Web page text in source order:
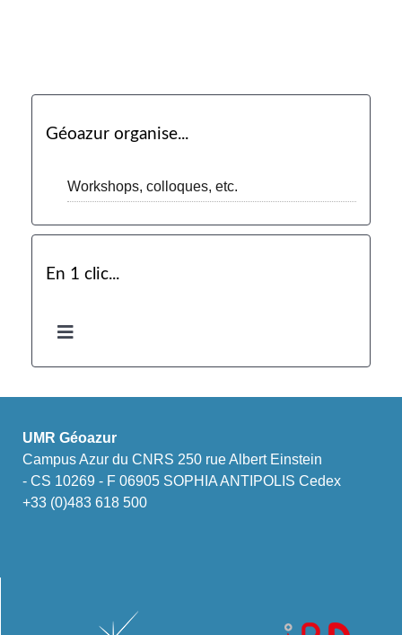
Géoazur organise...
Workshops, colloques, etc.
En 1 clic...
UMR Géoazur
Campus Azur du CNRS 250 rue Albert Einstein
- CS 10269 - F 06905 SOPHIA ANTIPOLIS Cedex
+33 (0)483 618 500